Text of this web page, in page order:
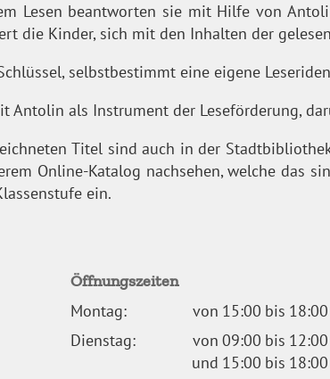
Lesen beantworten sie mit Hilfe von
die Kinder, sich mit den Inhalten der
selbstbestimmt eine eigene
Antolin als Instrument der Leseförderung,
Titel sind auch in der
Online-Katalog nachsehen, welche das
ein.
Öffnungszeiten
Montag: von 15:00 bis 18:00
Dienstag:
von 09:00 bis 12:00
und 15:00 bis 18:00